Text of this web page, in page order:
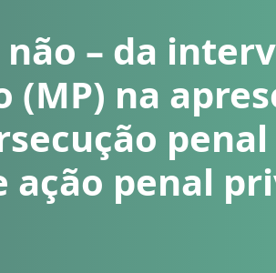
– da
na
penal
ação penal